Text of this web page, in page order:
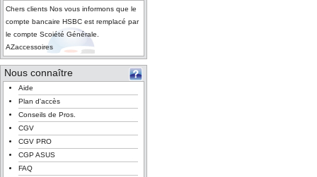
Chers clients Nos vous informons que le
compte bancaire HSBC est remplacé par
le compte Scoiété Générale.
AZaccessoires
Nous connaître
Aide
Plan d'accès
Conseils de Pros.
CGV
CGV PRO
CGP ASUS
FAQ